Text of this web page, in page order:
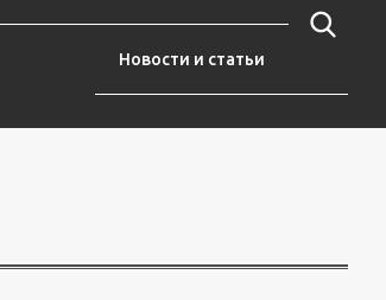
Новости и статьи